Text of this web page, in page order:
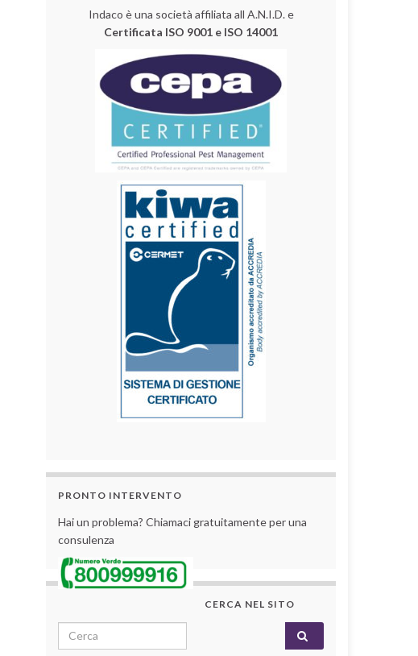
Indaco è una società affiliata all A.N.I.D. e
Certificata ISO 9001 e ISO 14001
PRONTO INTERVENTO
Hai un problema? Chiamaci gratuitamente per una
consulenza
CERCA NEL SITO
Search for: